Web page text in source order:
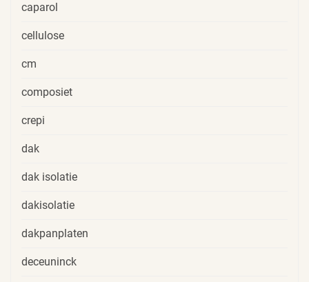
caparol
cellulose
cm
composiet
crepi
dak
dak isolatie
dakisolatie
dakpanplaten
deceuninck